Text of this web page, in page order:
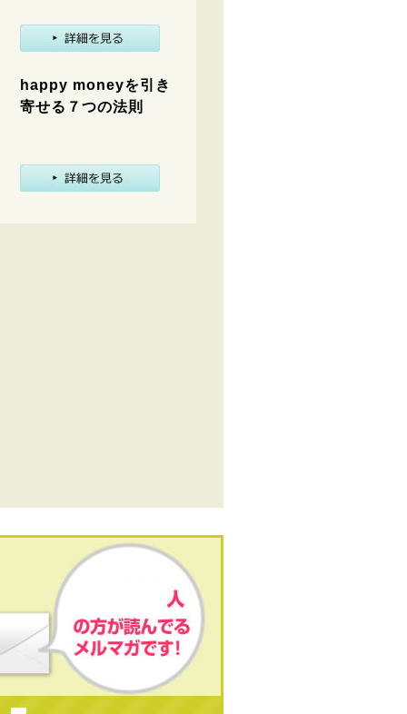
happy moneyを引き
寄せる７つの法則